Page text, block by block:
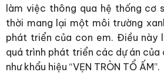
làm việc thông qua hệ thống cơ
thời mang lại một môi trường
phát triển của con em. Điều này
quá trình phát triển các dự án
như khẩu hiệu “VẸN TRÒN TỔ ẤM”.